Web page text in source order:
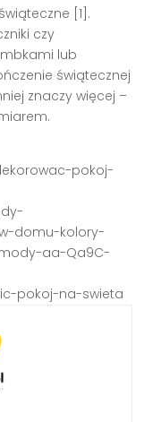
[1].
czy
lub
świątecznej
znaczy więcej –
pokoj-
domu-kolory-
aa-Qa9C-
pokoj-na-swieta